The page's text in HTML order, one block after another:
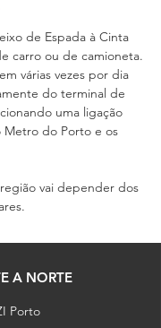
de Espada à Cinta
carro ou de camioneta.
várias vezes por dia
do terminal de
uma ligação
do Porto e os
vai depender dos
A NORTE
Porto